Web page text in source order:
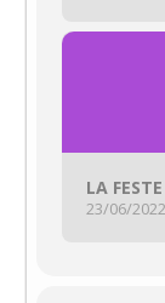
LA
23/06/